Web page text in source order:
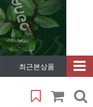
최근본상품